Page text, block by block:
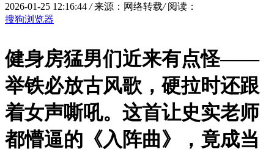
2026-01-25 12:16:44 / 来源：网络转载/ 阅读：
搜狗浏览器
健身房猛男们近来有点怪——
举铁必放古风歌，硬拉时还跟
着女声嘶吼。这首让史实老师
都懵逼的《入阵曲》，竟成当